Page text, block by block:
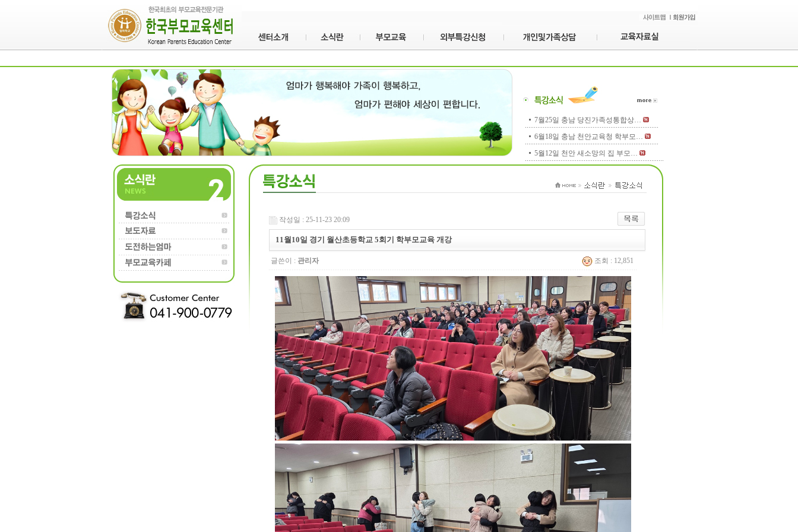
7월25일 충남 당진가족성통합상…
6월18일 충남 천안교육청 학부모…
5월12일 천안 새소망의 집 부모…
작성일 : 25-11-23 20:09
11월10일 경기 월산초등학교 5회기 학부모교육 개강
글쓴이 : 관리자 조회 : 12,851